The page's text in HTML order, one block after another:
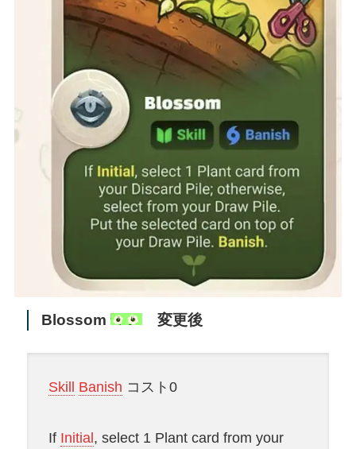
Blossom 変更後
Skill Banish コスト0
If Initial , select 1 Plant card from your